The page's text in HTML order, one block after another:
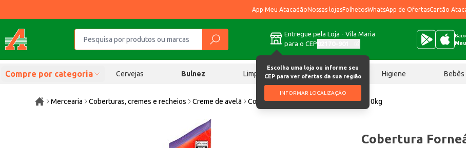
App Meu AtacadãoNossas lojasFolhetosWhatsApp de OfertasCartão
Entregue pela Loja - Vila Maria
para o CEP
Escolha uma loja ou informe seu
CEP para ver ofertas da sua região
INFORMAR LOCALIZAÇÃO
Compre por categoria Cervejas Bulnez Limpeza Chocolates Higiene Bebês
Mercearia Coberturas, cremes e recheios Creme de avelã Cobertura Forneável Harald Avelã 1,010kg
Cobertura